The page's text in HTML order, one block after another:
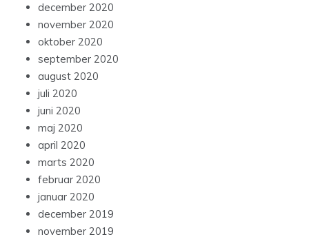
december 2020
november 2020
oktober 2020
september 2020
august 2020
juli 2020
juni 2020
maj 2020
april 2020
marts 2020
februar 2020
januar 2020
december 2019
november 2019